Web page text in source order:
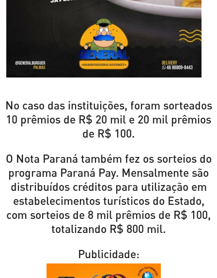
No caso das instituições, foram sorteados
10 prêmios de R$ 20 mil e 20 mil prêmios
de R$ 100.
O Nota Paraná também fez os sorteios do
programa Paraná Pay. Mensalmente são
distribuídos créditos para utilização em
estabelecimentos turísticos do Estado,
com sorteios de 8 mil prêmios de R$ 100,
totalizando R$ 800 mil.
Publicidade: